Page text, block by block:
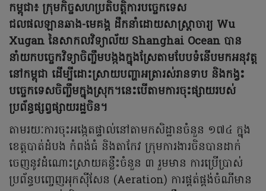
កម្ពុជា៖ ក្រុមកិច្ចសហប្រតិបត្តិការបច្ចេកទេស
ជលផលឡានឆាង-មេគង្គ ដឹកនាំដោយសាស្ត្រាចារ្យ Wu
Xugan នៃសាកលវិទ្យាល័យ Shanghai Ocean បាន
នាំយកបច្ចេកវិទ្យាចិញ្ចឹមបង្កងក្នុងស្រែតាមបែបទំនើបមកអនុវត្ត
នៅកម្ពុជា ដើម្បីដោះស្រាយបញ្ហាអត្រារស់រានទាប និងកង្វះ
បច្ចេកទេសចិញ្ចឹមក្នុងស្រុក។នេះបើតាមការចុះផ្សាយរបស់
ប្រព័ន្ធផ្សព្វផ្សាយរដ្ឋចិន។
តាមរយៈការចុះអង្កេតផ្ទាល់នៅតាមកសិដ្ឋានចំនួន ១៧៤ ក្នុង
ខេត្តបាត់ដំបង កំពង់ធំ និងតាកែវ ក្រុមការងារចិនបានដាក់
ចេញនូវដំណោះស្រាយគន្លឹះចំនួន ៣ រួមមាន ការប្រើប្រាស់
ប្រព័ន្ធបញ្ចេញអុកស៊ីសែន (Aeration) ការផ្គត់ផ្គង់ចំណីមាន